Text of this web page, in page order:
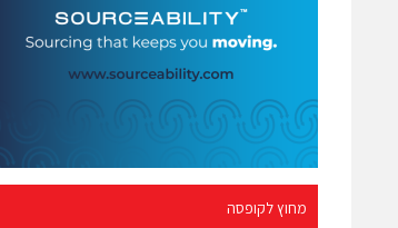
מחוץ לקופסה